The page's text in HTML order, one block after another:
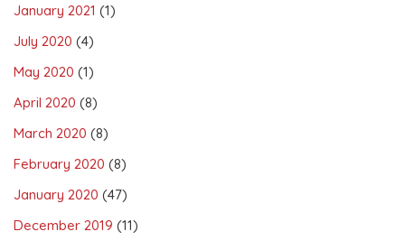
January 2021 (1)
July 2020 (4)
May 2020 (1)
April 2020 (8)
March 2020 (8)
February 2020 (8)
January 2020 (47)
December 2019 (11)